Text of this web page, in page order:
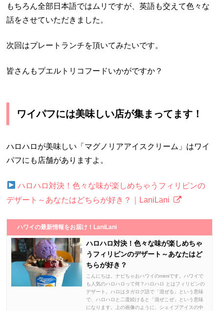
もちろん全部日本語ではムリですが、英語も交えて色々な
話をさせていただきました。
次回はプレートランチを頂いてみたいです。
皆さんもプエルトリコフードいかがですか？
ワイパフには美味しい店が集まってます！
ハロハロが美味しい「マグノリアアイスクリーム」はワイ
パフにも店舗がありますよ。
ハロハロ対決！色々な味が楽しめちゃうフィリピンの
デザート～あなたはどちらが好き？｜LaniLani
ハワイの最新情報をお届け！LaniLani
ハロハロ対決！色々な味が楽しめちゃ
うフィリピンのデザート～あなたはど
ちらが好き？
こんにちは。ナビちゃおハワイのmimiです。ハワイで
も人気のハロハロって何？ハロハロ とはフィリピンの
デザート。ハロはタガログ語で「混ぜる」という意味
で、ハロハロと二度続けると「混ぜこぜ」という意味
になります。上の画像のように、シェイブアイスの中